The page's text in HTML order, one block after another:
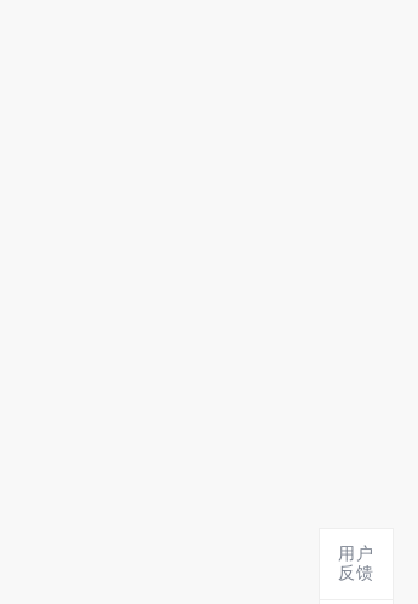
用户
反馈